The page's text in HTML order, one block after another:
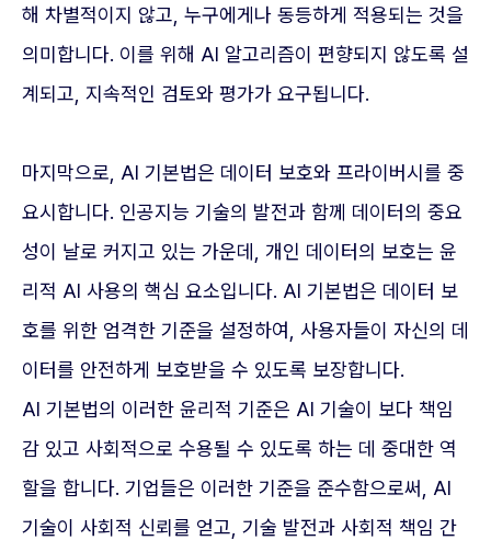
해 차별적이지 않고, 누구에게나 동등하게 적용되는 것을
의미합니다. 이를 위해 AI 알고리즘이 편향되지 않도록 설
계되고, 지속적인 검토와 평가가 요구됩니다.
마지막으로, AI 기본법은 데이터 보호와 프라이버시를 중
요시합니다. 인공지능 기술의 발전과 함께 데이터의 중요
성이 날로 커지고 있는 가운데, 개인 데이터의 보호는 윤
리적 AI 사용의 핵심 요소입니다. AI 기본법은 데이터 보
호를 위한 엄격한 기준을 설정하여, 사용자들이 자신의 데
이터를 안전하게 보호받을 수 있도록 보장합니다.
AI 기본법의 이러한 윤리적 기준은 AI 기술이 보다 책임
감 있고 사회적으로 수용될 수 있도록 하는 데 중대한 역
할을 합니다. 기업들은 이러한 기준을 준수함으로써, AI
기술이 사회적 신뢰를 얻고, 기술 발전과 사회적 책임 간